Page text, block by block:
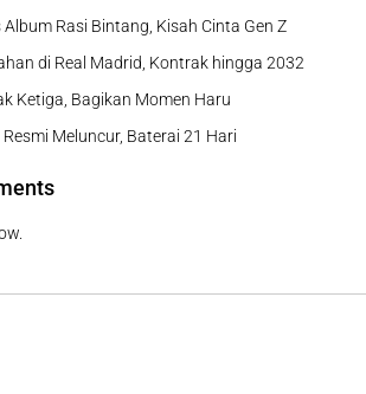
Rasi Bintang, Kisah Cinta Gen Z
di Real Madrid, Kontrak hingga 2032
Ketiga, Bagikan Momen Haru
Meluncur, Baterai 21 Hari